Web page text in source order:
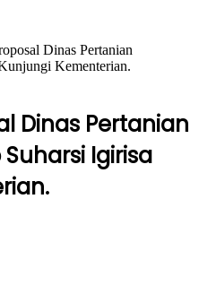
Dinas Pertanian
Kementerian.
Dinas Pertanian
Igirisa